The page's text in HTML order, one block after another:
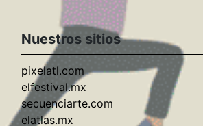
Nuestros sitios
pixelatl.com
elfestival.mx
secuenciarte.com
elatlas.mx